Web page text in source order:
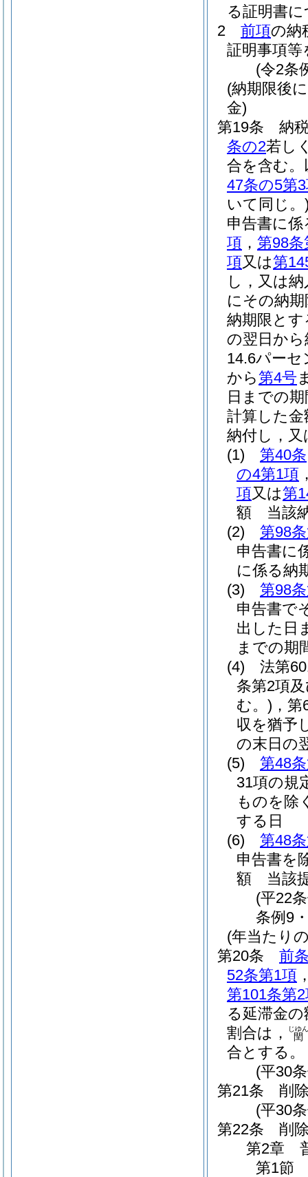
る証明書
2
前項の納
証明事項
(令2条
(納期限後
金)
第19条
納
条の2若し
合を含む
47条の5第
いて同じ。
申告書に
項 ， 第98条
項又は第
し，又は
にその納期
納期限とす
の翌日か
14.6パーセ
から第4号
日までの
計算した
納付し，
(1)
第40条
の4第1項
項又は第
額 当該
(2)
第98
申告書に
に係る納
(3)
第98
申告書で
出した日
までの期
(4)
法第
条第2項
む。) ，
収を猶予
の末日の
(5)
第48
31項の規
ものを除
する日
(6)
第48
申告書を
額 当該
(平22
条例9
(年当たり
第20条
前
52条第1項
第101条第
る延滞金
割合は，
閏
じゆん
合とする。
(平30
第21条
削
(平30
第22条
削
第2章
第1節